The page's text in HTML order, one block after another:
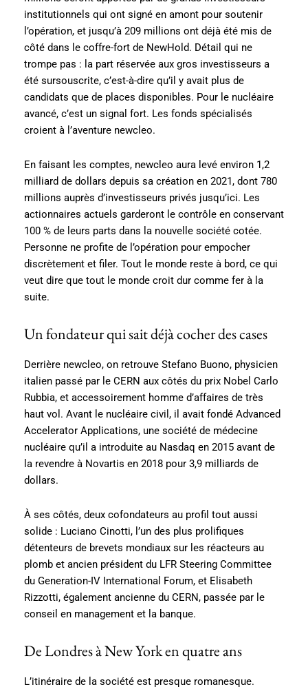
institutionnels qui ont signé en amont pour soutenir
l’opération, et jusqu’à 209 millions ont déjà été mis de
côté dans le coffre-fort de NewHold. Détail qui ne
trompe pas : la part réservée aux gros investisseurs a
été sursouscrite, c’est-à-dire qu’il y avait plus de
candidats que de places disponibles. Pour le nucléaire
avancé, c’est un signal fort. Les fonds spécialisés
croient à l’aventure newcleo.
En faisant les comptes, newcleo aura levé environ 1,2
milliard de dollars depuis sa création en 2021, dont 780
millions auprès d’investisseurs privés jusqu’ici. Les
actionnaires actuels garderont le contrôle en conservant
100 % de leurs parts dans la nouvelle société cotée.
Personne ne profite de l’opération pour empocher
discrètement et filer. Tout le monde reste à bord, ce qui
veut dire que tout le monde croit dur comme fer à la
suite.
Un fondateur qui sait déjà cocher des cases
Derrière newcleo, on retrouve Stefano Buono, physicien
italien passé par le CERN aux côtés du prix Nobel Carlo
Rubbia, et accessoirement homme d’affaires de très
haut vol. Avant le nucléaire civil, il avait fondé Advanced
Accelerator Applications, une société de médecine
nucléaire qu’il a introduite au Nasdaq en 2015 avant de
la revendre à Novartis en 2018 pour 3,9 milliards de
dollars.
À ses côtés, deux cofondateurs au profil tout aussi
solide : Luciano Cinotti, l’un des plus prolifiques
détenteurs de brevets mondiaux sur les réacteurs au
plomb et ancien président du LFR Steering Committee
du Generation-IV International Forum, et Elisabeth
Rizzotti, également ancienne du CERN, passée par le
conseil en management et la banque.
De Londres à New York en quatre ans
L’itinéraire de la société est presque romanesque.